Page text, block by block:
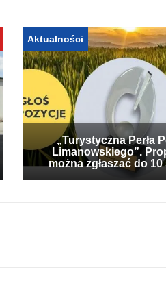
Aktualności
„Turystyczna Perła
Limanowskiego”.
można zgłaszać do